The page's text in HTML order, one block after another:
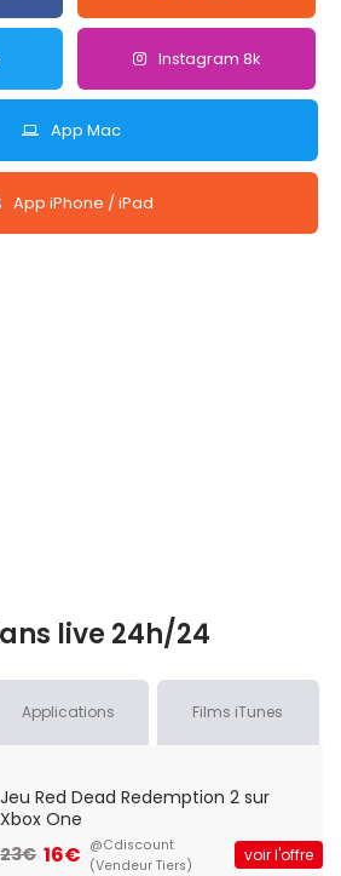
Instagram 8k
App Mac
App iPhone / iPad
live 24h/24
Applications Films iTunes
Jeu Red Dead Redemption 2 sur
Xbox One
23€ 16€ @Cdiscount
(Vendeur Tiers)
voir l'offre